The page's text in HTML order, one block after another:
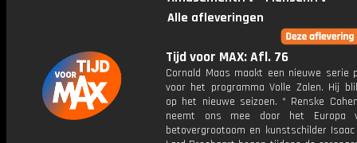
Alle afleveringen
Tijd voor MAX: Afl. 76
Cornald Maas maakt een nieuwe serie
voor het programma Volle Zalen. Hij
op het nieuwe seizoen. * Renske
neemt ons mee door het Europa
betovergrootoom en kunstschilder